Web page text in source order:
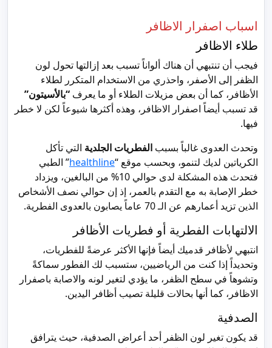
اسباب اصفرار الاظافر
طلاء الاظافر
فيجب أن تنتبهي أن هناك ألواناً تسبب بعد إزالتها تحول لون
الظفر إلى الأصفر، واحذري من الاستخدام المتكرر لطلاء
الأظافر، كما أن بعض مزيلات الطلاء أو ما يعرف “بالأسيتون”
قد تسبب أيضاً اصفرار الاظافر، وهذه أكثرها شيوعاً لكن لا خطر
فيها.
وتحدث العدوى غالباً بسبب الفطريات الجلدية التي تأكل
الكرياتين لديك لتنمو، وبحسب موقع “healthline” الطبي
فتحدث هذه المشكلة لدى حوالي 10% من البالغين، ويزداد
خطر الإصابة به مع التقدم بالعمر، إذ إن حوالي نصف الأشخاص
الذين تزيد أعمارهم عن الـ 70 عاماً يصابون بالعدوى الفطرية.
الالتهابات الفطرية أو فطريات الأظافر
انتبهي لأظافر قدميك أيضاً فإنها الأكثر عرضةً للفطريات،
وتحديداً إذا كنت من الرياضيين، ستسبب لك الفطور سماكةً
وتشوهاً في سطح الظفر، ما يؤدي لتغير لونه والاصابة باصفرار
الاظافر، كما أنها بحالات قليلة تصيب أظافر اليدين.
الصدفية
قد يكون تغير لون الظفر أحد أعراض الصدفية، حيث يترافق